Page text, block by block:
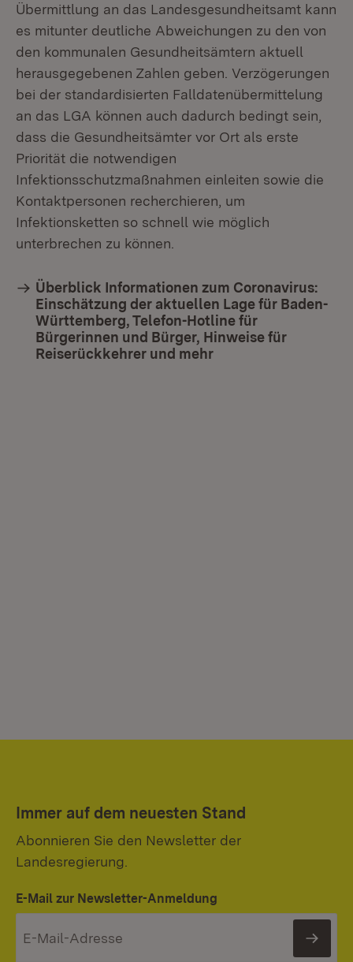
Übermittlung an das Landesgesundheitsamt kann
es mitunter deutliche Abweichungen zu den von
den kommunalen Gesundheitsämtern aktuell
herausgegebenen Zahlen geben. Verzögerungen
bei der standardisierten Falldatenübermittelung
an das LGA können auch dadurch bedingt sein,
dass die Gesundheitsämter vor Ort als erste
Priorität die notwendigen
Infektionsschutzmaßnahmen einleiten sowie die
Kontaktpersonen recherchieren, um
Infektionsketten so schnell wie möglich
unterbrechen zu können.
Überblick Informationen zum Coronavirus:
Einschätzung der aktuellen Lage für Baden-
Württemberg, Telefon-Hotline für
Bürgerinnen und Bürger, Hinweise für
Reiserückkehrer und mehr
Immer auf dem neuesten Stand
Abonnieren Sie den Newsletter der
Landesregierung.
E-Mail zur Newsletter-Anmeldung